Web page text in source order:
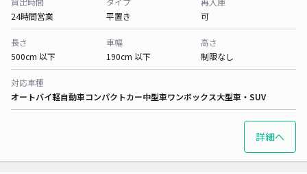
24時間営業
平置き
可
長さ
500cm 以下
車幅
190cm 以下
高さ
制限なし
対応車種
オートバイ軽自動車コンパクトカー中型車ワンボックス大型車・SUV
詳細へ